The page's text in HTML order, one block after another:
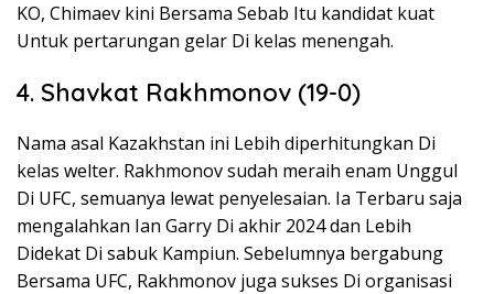
KO, Chimaev kini Bersama Sebab Itu kandidat kuat
Untuk pertarungan gelar Di kelas menengah.
4. Shavkat Rakhmonov (19-0)
Nama asal Kazakhstan ini Lebih diperhitungkan Di
kelas welter. Rakhmonov sudah meraih enam Unggul
Di UFC, semuanya lewat penyelesaian. Ia Terbaru saja
mengalahkan Ian Garry Di akhir 2024 dan Lebih
Didekat Di sabuk Kampiun. Sebelumnya bergabung
Bersama UFC, Rakhmonov juga sukses Di organisasi